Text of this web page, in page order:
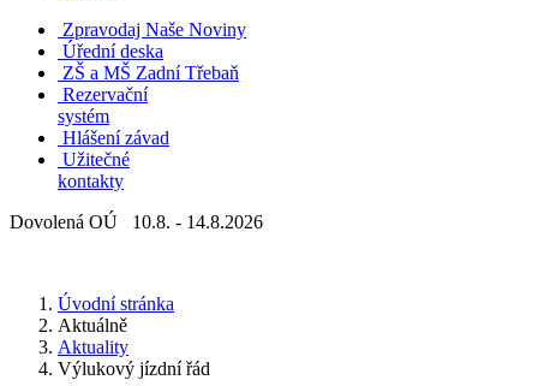
Zpravodaj Naše Noviny
Úřední deska
ZŠ a MŠ Zadní Třebaň
Rezervační
systém
Hlášení závad
Užitečné
kontakty
Dovolená OÚ 10.8. - 14.8.2026
Úvodní stránka
Aktuálně
Aktuality
Výlukový jízdní řád